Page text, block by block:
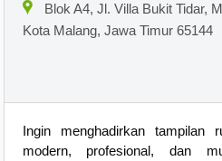
Blok A4, Jl. Villa Bukit Tidar,
Kota Malang, Jawa Timur 65144
Ingin menghadirkan tampilan
modern, profesional, dan